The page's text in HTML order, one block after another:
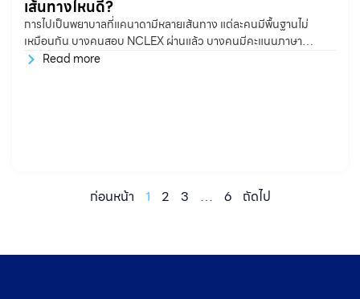
เส้นทางไหนดี?
การไปเป็นพยาบาลที่แคนาดามีหลายเส้นทาง แต่ละคนมีพื้นฐานไม่
เหมือนกัน บางคนสอบ NCLEX ผ่านแล้ว บางคนมีคะแนนภาษา
อังกฤษผ่านเกณฑ์แล้ว แต่บางคนอาจยังไม่มีทั้งสองอย่าง ดังนั้นการ
Read more
ก่อนหน้า 1 2 3 … 6 ถัดไป